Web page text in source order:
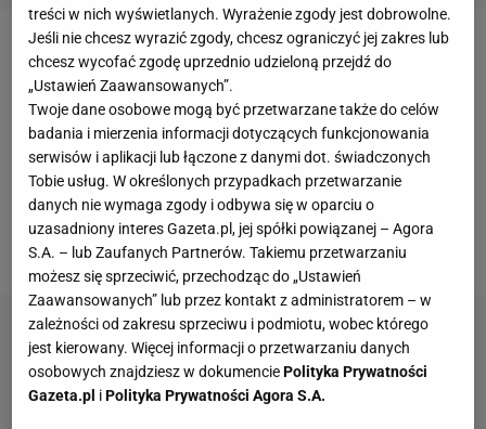
Iga Świątekw III rundzieRoland Garros2021 po raz
kolejny udowodniła, że jest obecnie w wybitnej
dyspozycji.Polkapokonała Estonkę Anett Kontaveit
7:6(7:4), 6:0 i awansowała do kolejnego etapu
turnieju. Pomimo tie-breaka w pierwszym secie, w
drugim polska tenisistka nie dała już swojej rywalce
najmniejszych szans i wygrała go bez straty gema.
treści w nich wyświetlanych. Wyrażenie zgody jest dobrowolne.
Jeśli nie chcesz wyrazić zgody, chcesz ograniczyć jej zakres lub
chcesz wycofać zgodę uprzednio udzieloną przejdź do
„Ustawień Zaawansowanych”.
Twoje dane osobowe mogą być przetwarzane także do celów
badania i mierzenia informacji dotyczących funkcjonowania
serwisów i aplikacji lub łączone z danymi dot. świadczonych
Tobie usług. W określonych przypadkach przetwarzanie
danych nie wymaga zgody i odbywa się w oparciu o
uzasadniony interes Gazeta.pl, jej spółki powiązanej – Agora
S.A. – lub Zaufanych Partnerów. Takiemu przetwarzaniu
możesz się sprzeciwić, przechodząc do „Ustawień
Zaawansowanych” lub przez kontakt z administratorem – w
zależności od zakresu sprzeciwu i podmiotu, wobec którego
jest kierowany. Więcej informacji o przetwarzaniu danych
osobowych znajdziesz w dokumenciePolityka Prywatności
Gazeta.pl iPolityka Prywatności Agora S.A.